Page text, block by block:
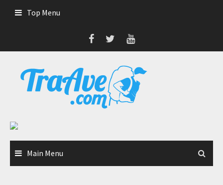
Top Menu
Main Menu